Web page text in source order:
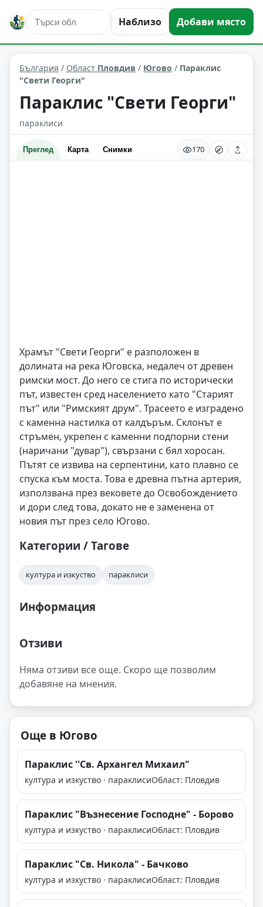
Наблизо Добави място
култура и изкуство Югово Област: Пловдив
България / Област Пловдив / Югово / Параклис
"Свети Георги"
Параклис "Свети Георги"
параклиси
Преглед Карта Снимки 170
Храмът "Свети Георги" е разположен в
долината на река Юговска, недалеч от древен
римски мост. До него се стига по исторически
път, известен сред населението като "Старият
път" или "Римският друм". Трасеето е изградено
с каменна настилка от калдъръм. Склонът е
стръмен, укрепен с каменни подпорни стени
(наричани "дувар"), свързани с бял хоросан.
Пътят се извива на серпентини, като плавно се
спуска към моста. Това е древна пътна артерия,
използвана през вековете до Освобождението
и дори след това, докато не е заменена от
новия път през село Югово.
Категории / Тагове
култура и изкуство параклиси
Информация
Отзиви
Няма отзиви все още. Скоро ще позволим
добавяне на мнения.
Още в Югово
Параклис ''Св. Архангел Михаил"
култура и изкуство · параклисиОбласт: Пловдив
Параклис "Възнесение Господне" - Борово
култура и изкуство · параклисиОбласт: Пловдив
Параклис "Св. Никола" - Бачково
култура и изкуство · параклисиОбласт: Пловдив